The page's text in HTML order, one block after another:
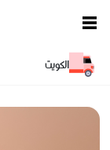
الكويت